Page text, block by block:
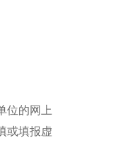
位的网上
或填报虚